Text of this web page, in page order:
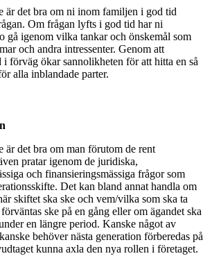
är det bra om ni inom familjen i god tid
Om frågan lyfts i god tid har ni
gå igenom vilka tankar och önskemål som
och andra intressenter. Genom att
förväg ökar sannolikheten för att hitta en så
alla inblandade parter.
är det bra om man förutom de rent
pratar igenom de juridiska,
och finansieringsmässiga frågor som
Det kan bland annat handla om
skiftet ska ske och vem/vilka som ska ta
ske på en gång eller om ägandet ska
en längre period. Kanske något av
behöver nästa generation förberedas på
kunna axla den nya rollen i företaget.